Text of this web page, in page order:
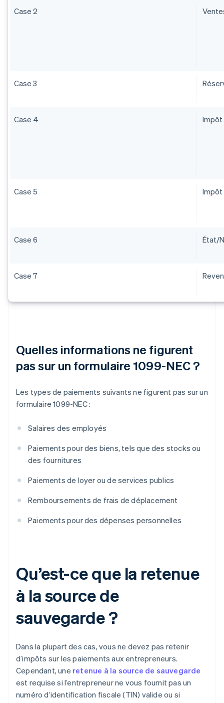
Case 2
Case 3
Case 4 Impôt
Case 5 Impôt
Case 6 État/
Case 7
Quelles informations ne figurent
pas sur un formulaire 1099-NEC ?
Les types de paiements suivants ne figurent pas sur un
formulaire 1099-NEC :
Salaires des employés
Paiements pour des biens, tels que des stocks ou
des fournitures
Paiements de loyer ou de services publics
Remboursements de frais de déplacement
Paiements pour des dépenses personnelles
Qu’est-ce que la retenue
à la source de
sauvegarde ?
Dans la plupart des cas, vous ne devez pas retenir
d’impôts sur les paiements aux entrepreneurs.
Cependant, une retenue à la source de sauvegarde
est requise si l’entrepreneur ne vous fournit pas un
numéro d’identification fiscale (TIN) valide ou si